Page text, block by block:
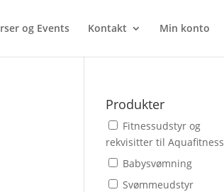
og Events Kontakt Min konto
Produkter
Fitnessudstyr og
rekvisitter til Aquafitness
Babysvømning
Svømmeudstyr